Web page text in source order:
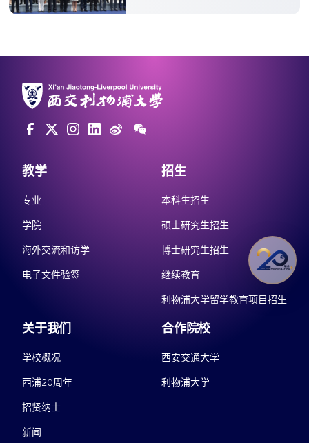
教学
专业
学院
海外交流和访学
电子文件验签
招生
本科生招生
硕士研究生招生
博士研究生招生
继续教育
利物浦大学留学教育项目招生
关于我们
学校概况
西浦20周年
招贤纳士
新闻
合作院校
西安交通大学
利物浦大学